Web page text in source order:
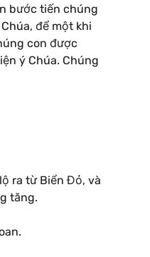
bước tiến chúng
để một khi
con được
ý Chúa. Chúng
ra từ Biển Đỏ, và
tăng.